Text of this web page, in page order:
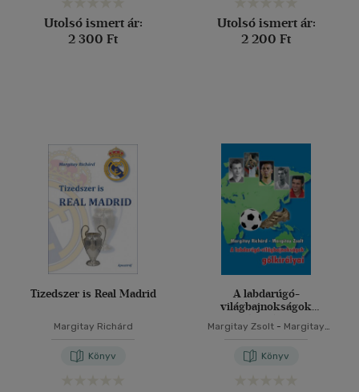
Utolsó ismert ár:
2 300 Ft
Utolsó ismert ár:
2 200 Ft
Tizedszer is Real Madrid
Margitay Richárd
Könyv
A labdarúgó-
világbajnokságok
Margitay Zsolt - Margitay
Könyv